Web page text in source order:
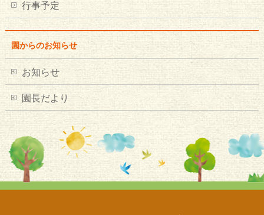
行事予定
園からのお知らせ
お知らせ
園長だより